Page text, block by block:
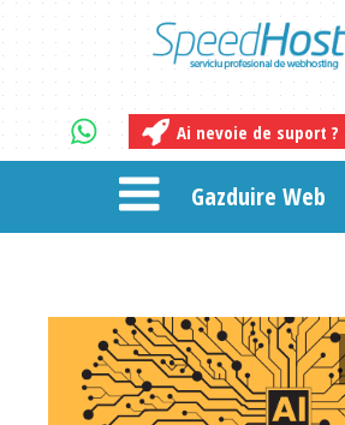
Ai nevoie de suport ?
Gazduire Web